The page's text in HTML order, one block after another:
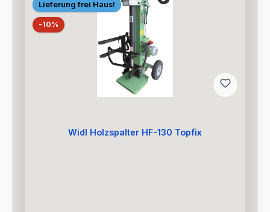
Lieferung frei Haus!
-10%Rabatt
Widl Holzspalter HF-130 Topfix